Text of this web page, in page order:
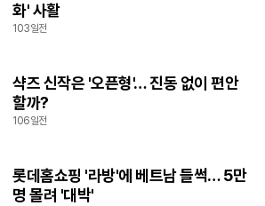
화' 사활
103일전
샥즈 신작은 '오픈형'… 진동 없이 편안
할까?
106일전
롯데홈쇼핑 '라방'에 베트남 들썩… 5만
명 몰려 '대박'